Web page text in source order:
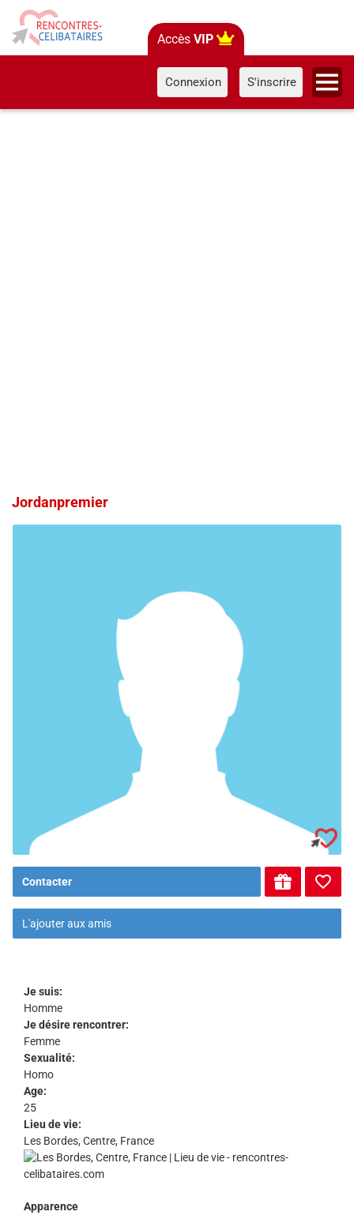
Accès VIP
Connexion S'inscrire
Jordanpremier
Contacter
L'ajouter aux amis
Je suis:
Homme
Je désire rencontrer:
Femme
Sexualité:
Homo
Age:
25
Lieu de vie:
Les Bordes, Centre, France
Apparence